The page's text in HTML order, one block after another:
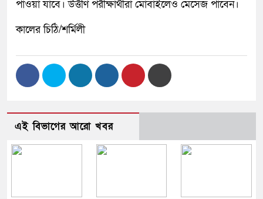
পাওয়া যাবে। উত্তীর্ণ পরীক্ষার্থীরা মোবাইলেও মেসেজ পাবেন।
কালের চিঠি/শর্মিলী
এই বিভাগের আরো খবর